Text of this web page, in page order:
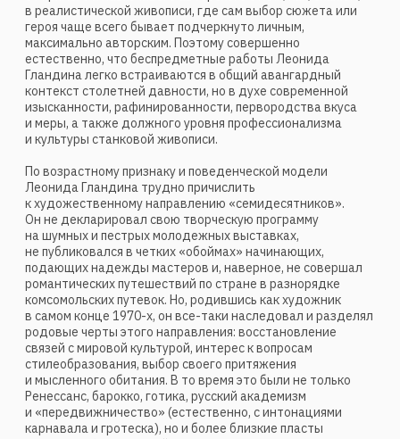
У Гландина есть даже некие прямые пересечения
с поисками предшественников. Так, его композиция
«Двое» звонко перекликается с одноименной картиной
«Двое» и полотном «Две сестры» мастера
метафизической живописи де Кирико. Музыкальная тема
«Джаз» параллельна геометрическому символизму
Мондриана на те же джазовые темы. Вступают
в молчаливый диалог «игрушки» Гландина
и очеловеченные «бутыли» Моранди. А еще глиняные
фигурки нашего российского художника легко
представимы в компании «провинциальных персонажей»
Михаила Ларионова с его ироничной театральностью.
Гландина живописная картина не сводится к логическим
понятиям, к конкретной драматургии. Выработав свой
способ образного кодирования, он воссоздает варианты
«Праздника», «Букета», «Игрушки», «Джаза»
исключительно средствами продуманного
формообразования: не только цветом, светом, рисунком,
композиционным принципом, но и «малыми» частными
эффектами — ритмической геометрией, декоративной
орнаментальностью, фоновой экспрессией. А все вместе
эти эффекты сродни спонтанной и увлекательной
джазовой импровизации, бурным цветовым синкопам,
линеарным повторам и каденциям, а также общему
впечатлению напряженного свинга.
Художник дает зрителю возможность неторопливого
и вдумчивого созерцания, предлагая осторожные
подсказки в названиях картин: «Солнечное затмение»,
«Предчувствие», «Вечерняя песня»… Автор стремится
свой субъективный взгляд, личное чувство,
психологическое состояние перевести в широкое
объективное поле образной реальности, философской
мысли, эмоционального переживания. В лучших работах
ему это удается. Особенно при умном и доверчивом
участии зрителя.